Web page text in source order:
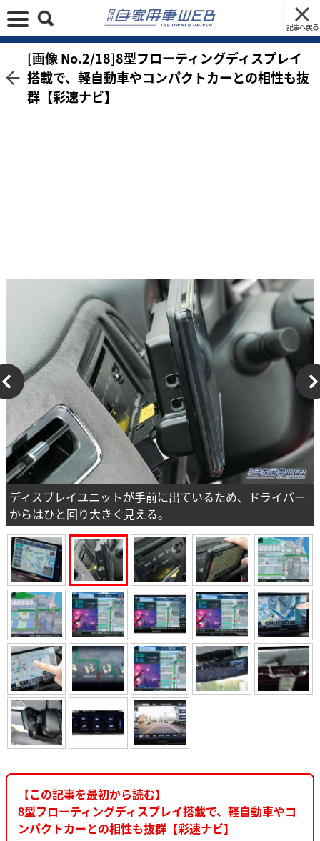
記事へ戻る
[画像 No.2/18]8型フローティングディスプレイ
搭載で、軽自動車やコンパクトカーとの相性も抜
群【彩速ナビ】
ディスプレイユニットが手前に出ているため、ドライバー
からはひと回り大きく見える。
【この記事を最初から読む】
8型フローティングディスプレイ搭載で、軽自動車やコ
ンパクトカーとの相性も抜群【彩速ナビ】